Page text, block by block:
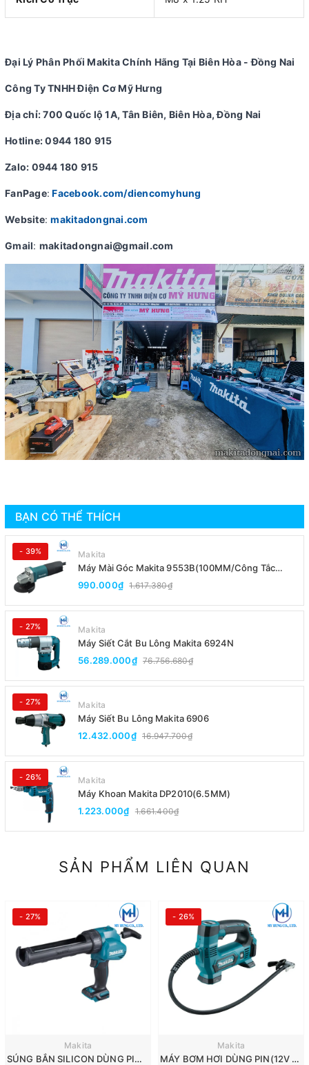
Đại Lý Phân Phối Makita Chính Hãng Tại Biên Hòa - Đồng Nai
Công Ty TNHH Điện Cơ Mỹ Hưng
Địa chỉ: 700 Quốc lộ 1A, Tân Biên, Biên Hòa, Đồng Nai
Hotline: 0944 180 915
Zalo: 0944 180 915
FanPage: Facebook.com/diencomyhung
Website:makitadongnai.com
Gmail: makitadongnai@gmail.com
BẠN CÓ THỂ THÍCH
- 39% Makita
Máy Mài Góc Makita 9553B(100MM/Công Tắc
Đuôi)
990.000₫ 1.617.380₫
- 27% Makita
Máy Siết Cắt Bu Lông Makita 6924N
56.289.000₫ 76.756.680₫
- 27% Makita
Máy Siết Bu Lông Makita 6906
12.432.000₫ 16.947.700₫
- 26% Makita
Máy Khoan Makita DP2010(6.5MM)
1.223.000₫ 1.661.400₫
SẢN PHẨM LIÊN QUAN
- 27%
Makita
SÚNG BẮN SILICON DÙNG PIN(12V MAX) MAKITA CG100DZA
- 26%
Makita
MÁY BƠM HƠI DÙNG PIN(12V MAX) MAKITA MP100DZ